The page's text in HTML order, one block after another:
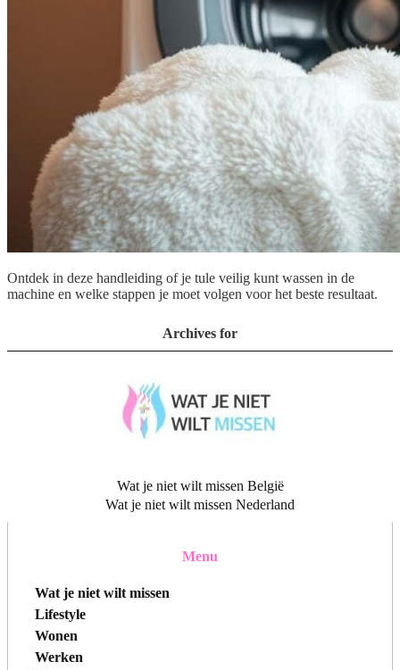
Ontdek in deze handleiding of je tule veilig kunt wassen in de
machine en welke stappen je moet volgen voor het beste resultaat.
Archives for
Wat je niet wilt missen België
Wat je niet wilt missen Nederland
Menu
Wat je niet wilt missen
Lifestyle
Wonen
Werken